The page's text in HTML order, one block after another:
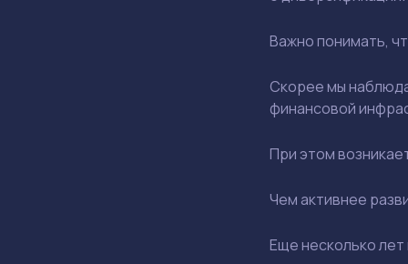
Важно понимать,
Скорее мы
финансовой
При этом
Чем активнее
Еще несколько